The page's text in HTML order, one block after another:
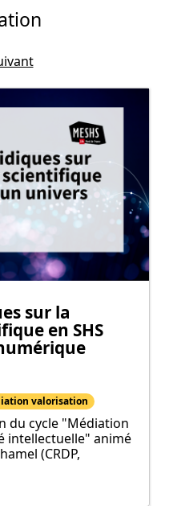
sur la
en SHS
valorisation
du cycle "Médiation
intellectuelle" animé
(CRDP,